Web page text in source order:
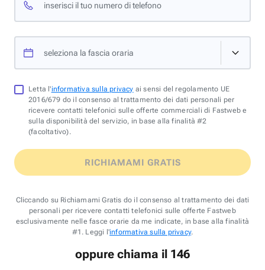
inserisci il tuo numero di telefono
seleziona la fascia oraria
Letta l'informativa sulla privacy ai sensi del regolamento UE
2016/679 do il consenso al trattamento dei dati personali per
ricevere contatti telefonici sulle offerte commerciali di Fastweb e
sulla disponibilità del servizio, in base alla finalità #2
(facoltativo).
RICHIAMAMI GRATIS
Cliccando su Richiamami Gratis do il consenso al trattamento dei dati
personali per ricevere contatti telefonici sulle offerte Fastweb
esclusivamente nelle fasce orarie da me indicate, in base alla finalità
#1. Leggi l'informativa sulla privacy.
oppure chiama il 146